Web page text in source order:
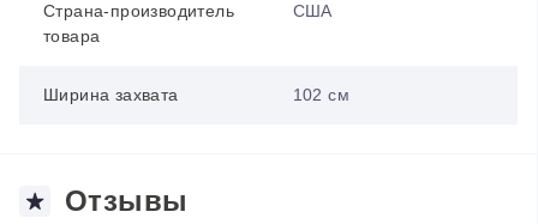
Страна-производитель
товара
США
Ширина захвата 102 см
Отзывы